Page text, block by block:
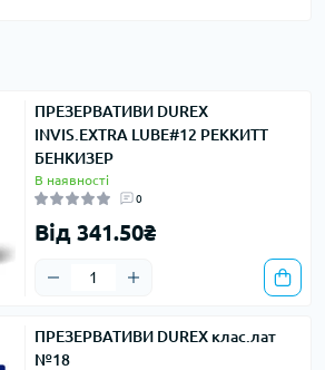
ПРЕЗЕРВАТИВИ DUREX
INVIS.EXTRA LUBE#12 РЕККИТТ
БЕНКИЗЕР
В наявності
0
Від 341.50₴
ПРЕЗЕРВАТИВИ DUREX клас.лат
№18